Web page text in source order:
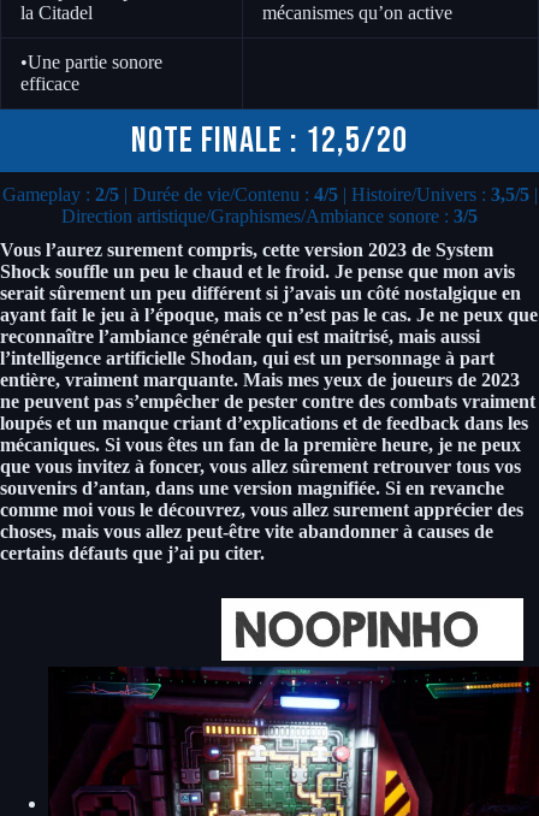
la Citadel
mécanismes qu’on active
•Une partie sonore
efficace
Note finale : 12,5/20
Gameplay : 2/5| Durée de vie/Contenu : 4/5| Histoire/Univers : 3,5/5|
Direction artistique/Graphismes/Ambiance sonore : 3/5
Vous l’aurez surement compris, cette version 2023 de System
Shock souffle un peu le chaud et le froid. Je pense que mon avis
serait sûrement un peu différent si j’avais un côté nostalgique en
ayant fait le jeu à l’époque, mais ce n’est pas le cas. Je ne peux que
reconnaître l’ambiance générale qui est maitrisé, mais aussi
l’intelligence artificielle Shodan, qui est un personnage à part
entière, vraiment marquante. Mais mes yeux de joueurs de 2023
ne peuvent pas s’empêcher de pester contre des combats vraiment
loupés et un manque criant d’explications et de feedback dans les
mécaniques. Si vous êtes un fan de la première heure, je ne peux
que vous invitez à foncer, vous allez sûrement retrouver tous vos
souvenirs d’antan, dans une version magnifiée. Si en revanche
comme moi vous le découvrez, vous allez surement apprécier des
choses, mais vous allez peut-être vite abandonner à causes de
certains défauts que j’ai pu citer.